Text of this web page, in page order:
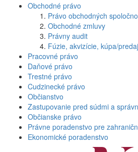
Obchodné právo
Právo obchodných
Obchodné zmluvy
Právny audit
Fúzie, akvizície, kúpa/
Pracovné právo
Daňové právo
Trestné právo
Cudzinecké právo
Občianstvo
Zastupovanie pred súdmi a
Občianske právo
Právne poradenstvo pre
Ekonomické poradenstvo